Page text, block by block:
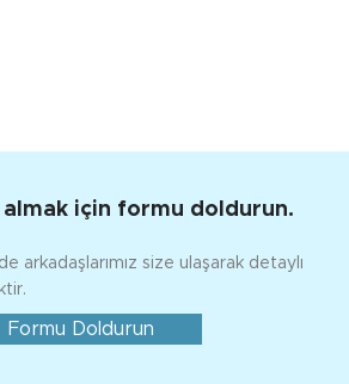
almak için formu doldurun.
arkadaşlarımız size ulaşarak detaylı
Formu Doldurun